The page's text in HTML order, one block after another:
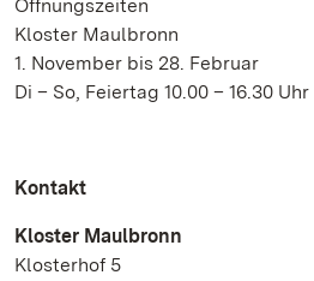
Öffnungszeiten
Kloster Maulbronn
1. November bis 28. Februar
Di – So, Feiertag 10.00 – 16.30 Uhr
Kontakt
Kloster Maulbronn
Klosterhof 5